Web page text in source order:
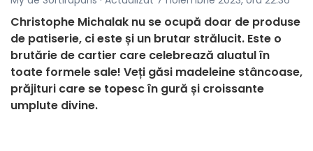
Christophe Michalak nu se ocupă doar de produse
de patiserie, ci este și un brutar strălucit. Este o
brutărie de cartier care celebrează aluatul în
toate formele sale! Veți găsi madeleine stâncoase,
prăjituri care se topesc în gură și croissante
umplute divine.